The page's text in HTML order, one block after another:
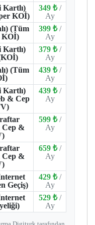
Kartlı)
KOİ)
349 ₺ /
Ay
(Tüm
KOİ)
399 ₺ /
Ay
Kartlı)
379 ₺ /
Ay
(Tüm
439 ₺ /
Ay
Kartlı)
& Cep
439 ₺ /
Ay
Cep &
599 ₺ /
Ay
Cep &
659 ₺ /
Ay
Geçiş)
429 ₺ /
Ay
529 ₺ /
Ay